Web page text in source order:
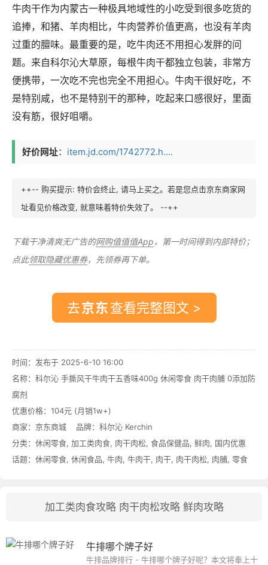
牛肉干作为内蒙古一种极具地域性的小吃受到很多吃货的
追捧，和猪、羊肉相比，牛肉营养价值更高，也没有羊肉
过重的膻味。最重要的是，吃牛肉还不用担心发胖的问
题。来自科尔沁大草原，每根牛肉干都独立包装，非常方
便携带，一次吃不完也完全不用担心。牛肉干很好吃，不
是特别咸，也不是特别干的那种，吃起来口感很好，里面
没有筋，很好咀嚼。
好价网址： item.jd.com/1742772.h....
++-- 购买提示: 特价会终止, 请马上买之。若是您点击京东商家网
址看见价格改变, 就意味着特价失效了。 --++
下载干净清爽无广告的网购值值值App ，第一时间得到内部特价；
点此领取隐藏优惠券，先领券再下单。
去 查看完整图文 >
时间：发布于 2025-6-10 16:00
名称： 科尔沁 手撕风干牛肉干五香味400g 休闲零食 肉干肉脯 0添加防
腐剂
优惠价格： 104元 (月销1w+)
商家： 京东商城 品牌： 科尔沁 Kerchin
分类： 休闲零食, 加工类肉食, 肉干肉松, 食品保健品, 鲜肉, 国内优惠
话题： 休闲零食, 休闲食品, 牛肉, 牛肉干, 肉干, 肉干肉松, 肉脯, 零食
加工类肉食攻略 肉干肉松攻略 鲜肉攻略
牛排哪个牌子好
牛排品牌排行 - 牛排哪个牌子好呢？本文将奉上十